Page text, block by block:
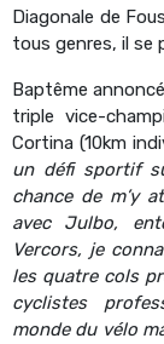
Diagonale de
tous genres, il se
Baptême
triple vice-
Cortina (10km
un défi sportif
chance de m’y
avec Julbo,
Vercors, je
les quatre cols
cyclistes
monde du vélo